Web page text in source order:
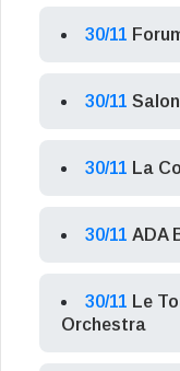
30/11
30/11
30/11 La
30/11 ADA
30/11 Le
Orchestra